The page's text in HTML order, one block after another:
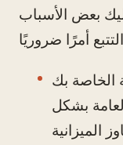
بعض الأسباب
الخاصة بك
بشكل
الميزانية